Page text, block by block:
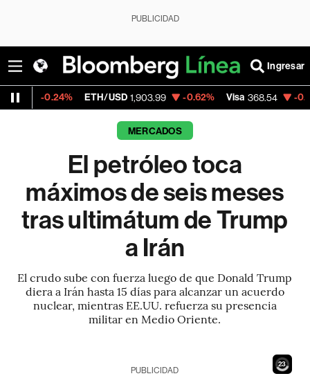
PUBLICIDAD
Ingresar
ETH/USD 1,903.99 -0.62% Visa 368.54 -0.28%
MERCADOS
El petróleo toca
máximos de seis meses
tras ultimátum de Trump
a Irán
El crudo sube con fuerza luego de que Donald Trump
diera a Irán hasta 15 días para alcanzar un acuerdo
nuclear, mientras EE.UU. refuerza su presencia
militar en Medio Oriente.
21
PUBLICIDAD